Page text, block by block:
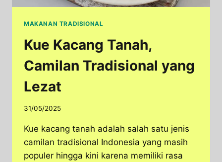
MAKANAN TRADISIONAL
Kue Kacang Tanah,
Camilan Tradisional yang
Lezat
31/05/2025
Kue kacang tanah adalah salah satu jenis
camilan tradisional Indonesia yang masih
populer hingga kini karena memiliki rasa